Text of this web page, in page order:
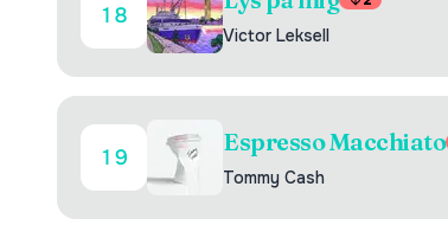
18
Victor Leksell
19
Espresso Macchiato
Tommy Cash